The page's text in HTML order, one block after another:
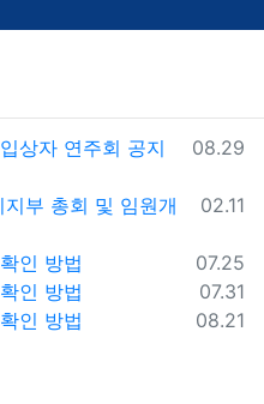
등록일
08.29
상자 연주회 공지
등록일
02.11
부 총회 및 임원개
등록일
07.25
인 방법
등록일
07.31
인 방법
등록일
08.21
인 방법